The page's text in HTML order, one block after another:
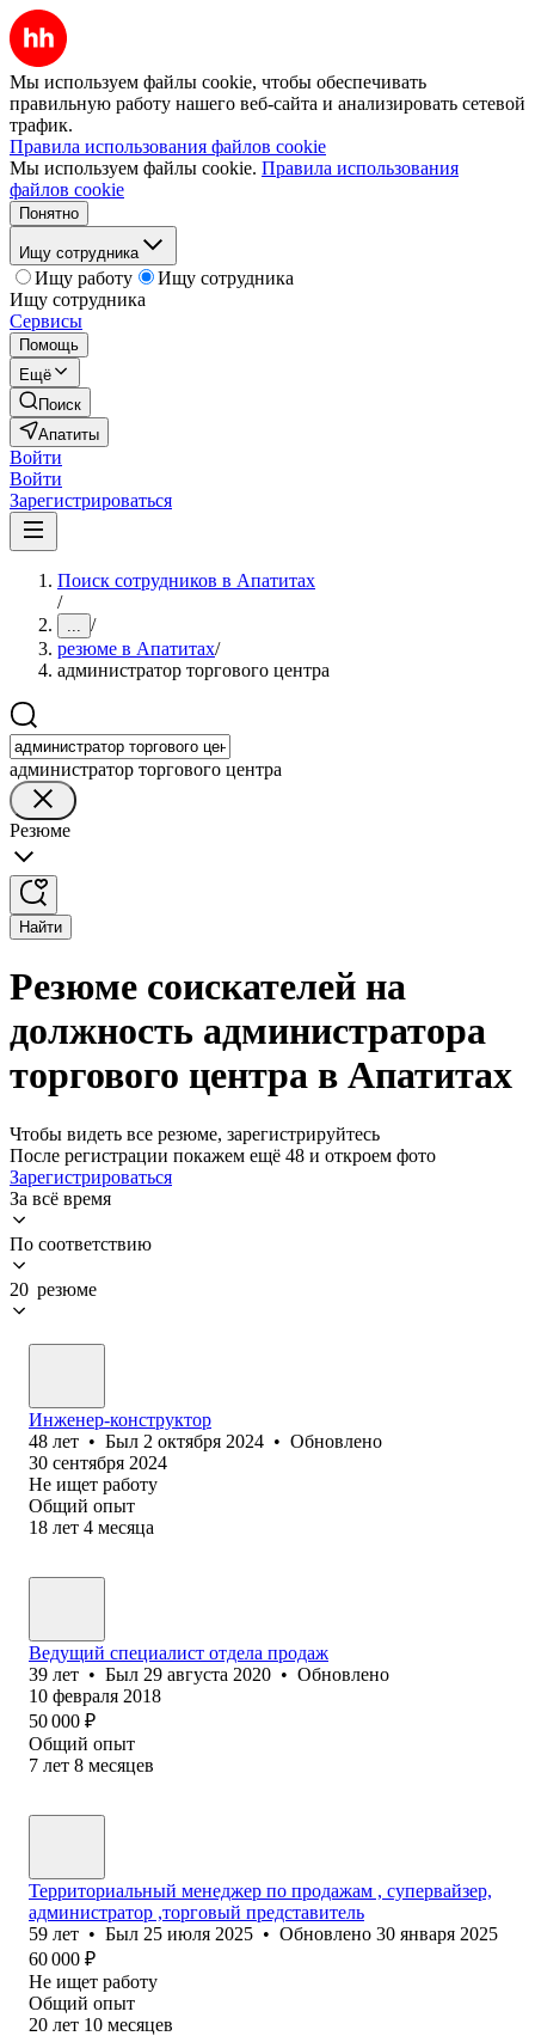
Мы используем файлы cookie, чтобы обеспечивать
правильную работу нашего веб-сайта и анализировать сетевой
трафик.
Правила использования файлов cookie
Мы используем файлы cookie. Правила использования
файлов cookie
Понятно
Ищу сотрудника
Ищу работу
Ищу сотрудника
Ищу сотрудника
Сервисы
Помощь
Ещё
Поиск
Апатиты
Войти
Войти
Зарегистрироваться
Поиск сотрудников в Апатитах
/
... /
резюме в Апатитах/
администратор торгового центра
администратор торгового центра
Резюме
Найти
Резюме соискателей на
должность администратора
торгового центра в Апатитах
Чтобы видеть все резюме, зарегистрируйтесь
После регистрации покажем ещё 48 и откроем фото
Зарегистрироваться
За всё время
По соответствию
20 резюме
Инженер-конструктор
48 лет • Был 2 октября 2024 • Обновлено
30 сентября 2024
Не ищет работу
Общий опыт
18 лет 4 месяца
Ведущий специалист отдела продаж
39 лет • Был 29 августа 2020 • Обновлено
10 февраля 2018
50 000 ₽
Общий опыт
7 лет 8 месяцев
Территориальный менеджер по продажам , супервайзер,
администратор ,торговый представитель
59 лет • Был 25 июля 2025 • Обновлено 30 января 2025
60 000 ₽
Не ищет работу
Общий опыт
20 лет 10 месяцев